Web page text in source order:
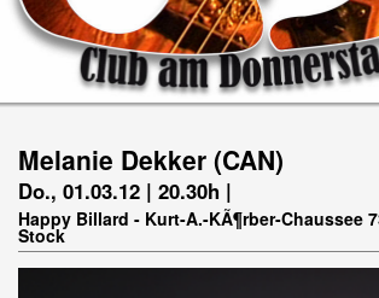
Melanie Dekker (CAN)
Do., 01.03.12 | 20.30h |
Happy Billard - Kurt-A.-KÃ¶rber-Chaussee
Stock